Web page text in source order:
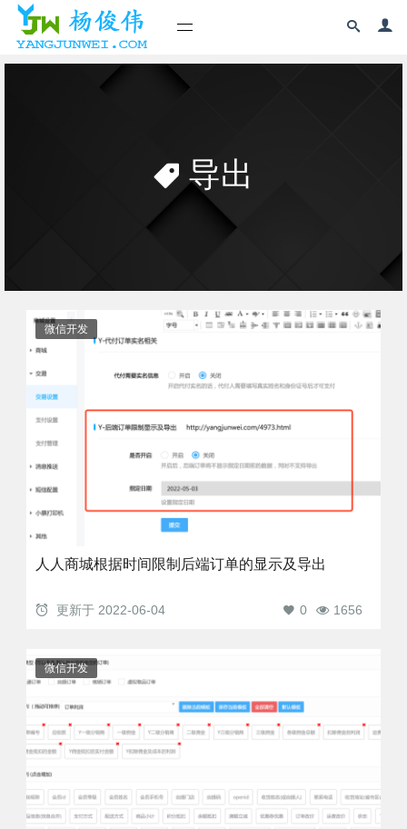
导出
微信开发
人人商城根据时间限制后端订单的显示及导出
更新于 2022-06-04 1656
0
微信开发